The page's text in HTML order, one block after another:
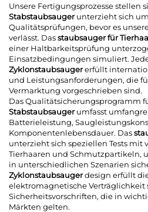
Unsere Fertigungsprozesse stellen
Stabstaubsaugerunterzieht sich
Qualitätsprüfungen, bevor es
verlässt. Dasstaubsauger für
einer Haltbarkeitsprüfung
Einsatzbedingungen simuliert.
Zyklonstaubsaugererfüllt
und Leistungsanforderungen, die
Vermarktung vorgeschrieben sind.
Das Qualitätsicherungsprogramm
Stabstaubsaugerumfasst
Batterieleistung,
Komponentenlebensdauer. Das
unterzieht sich speziellen Tests mit
Tierhaaren und Schmutzpartikeln,
in unterschiedlichen Szenarien
Zyklonstaubsaugerdesign erfüllt
elektromagnetische Verträglichkeit
Sicherheitsvorschriften, die in
Märkten gelten.